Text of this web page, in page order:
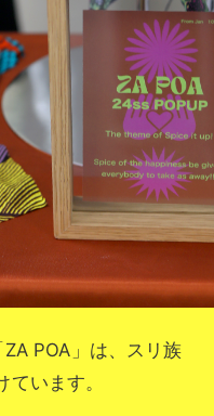
POA」は、スリ族
います。